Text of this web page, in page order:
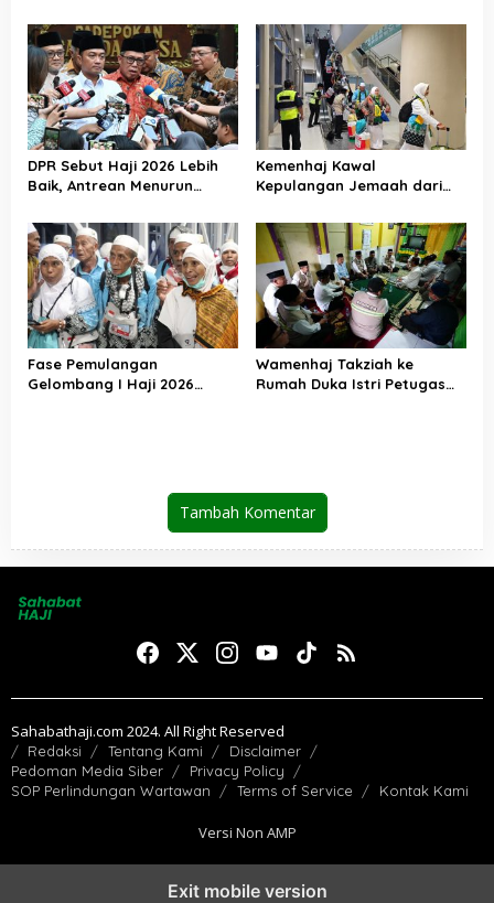
DPR Sebut Haji 2026 Lebih
Baik, Antrean Menurun
Kemenhaj Kawal
Kepulangan Jemaah dari
Akan Didistribusikan di
Tanah Air
Fase Pemulangan
Gelombang I Haji 2026
Wamenhaj Takziah ke
Rumah Duka Istri Petugas
Tambah Komentar
Sahabathaji.com 2024. All Right Reserved
Redaksi Tentang Kami
Disclaimer
Pedoman Media Siber
Privacy Policy
SOP Perlindungan Wartawan
Terms of Service Kontak Kami
Versi Non AMP
Exit mobile version